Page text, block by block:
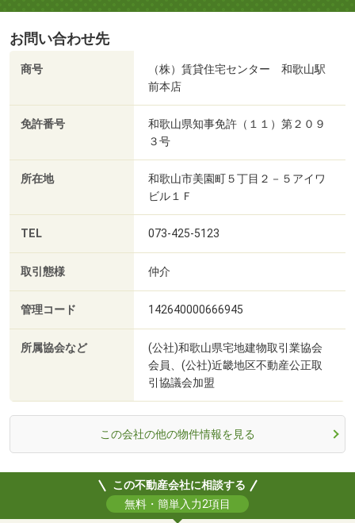
お問い合わせ先
商号
（株）賃貸住宅センター 和歌山駅
前本店
免許番号
和歌山県知事免許（１１）第２０９
３号
所在地
和歌山市美園町５丁目２－５アイワ
ビル１Ｆ
TEL 073-425-5123
取引態様 仲介
管理コード 142640000666945
所属協会など
(公社)和歌山県宅地建物取引業協会
会員、(公社)近畿地区不動産公正取
引協議会加盟
この会社の他の物件情報を見る
この不動産会社に相談する
無料・簡単入力2項目